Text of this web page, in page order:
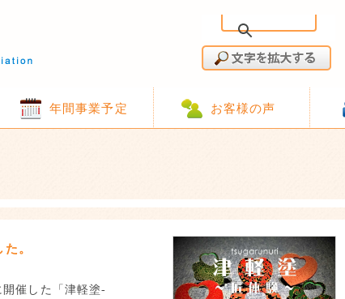
年間事業予定 お客様の声
。
催した「津軽塗‐